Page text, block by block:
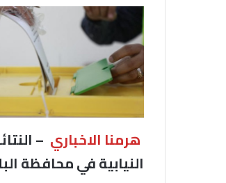
هرمنا الاخباري –
النيابية في محافظة